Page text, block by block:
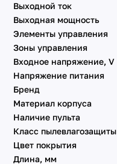
Выходной ток
Выходная мощность
Элементы управления
Зоны управления
Входное напряжение, V
Напряжение питания
Бренд
Материал корпуса
Наличие пульта
Класс пылевлагозащиты
Цвет покрытия
Длина, мм